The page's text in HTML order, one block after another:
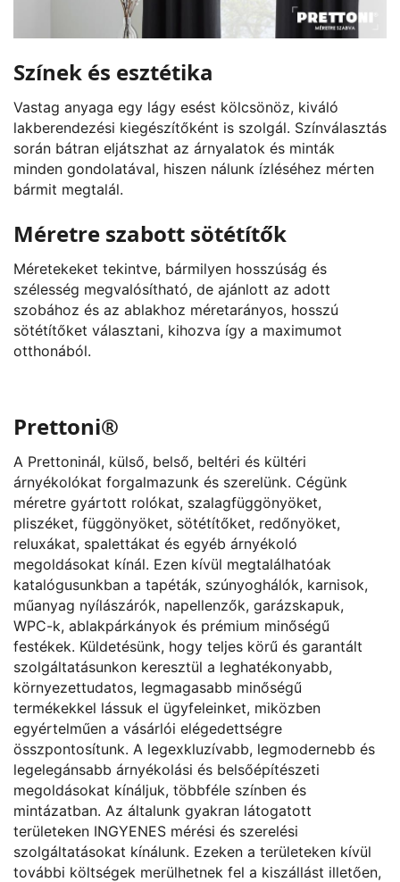
Színek és esztétika
Vastag anyaga egy lágy esést kölcsönöz, kiváló
lakberendezési kiegészítőként is szolgál. Színválasztás
során bátran eljátszhat az árnyalatok és minták
minden gondolatával, hiszen nálunk ízléséhez mérten
bármit megtalál.
Méretre szabott sötétítők
Méretekeket tekintve, bármilyen hosszúság és
szélesség megvalósítható, de ajánlott az adott
szobához és az ablakhoz méretarányos, hosszú
sötétítőket választani, kihozva így a maximumot
otthonából.
Prettoni®
A Prettoninál, külső, belső, beltéri és kültéri
árnyékolókat forgalmazunk és szerelünk. Cégünk
méretre gyártott rolókat, szalagfüggönyöket,
pliszéket, függönyöket, sötétítőket, redőnyöket,
reluxákat, spalettákat és egyéb árnyékoló
megoldásokat kínál. Ezen kívül megtalálhatóak
katalógusunkban a tapéták, szúnyoghálók, karnisok,
műanyag nyílászárók, napellenzők, garázskapuk,
WPC-k, ablakpárkányok és prémium minőségű
festékek. Küldetésünk, hogy teljes körű és garantált
szolgáltatásunkon keresztül a leghatékonyabb,
környezettudatos, legmagasabb minőségű
termékekkel lássuk el ügyfeleinket, miközben
egyértelműen a vásárlói elégedettségre
összpontosítunk. A legexkluzívabb, legmodernebb és
legelegánsabb árnyékolási és belsőépítészeti
megoldásokat kínáljuk, többféle színben és
mintázatban. Az általunk gyakran látogatott
területeken INGYENES mérési és szerelési
szolgáltatásokat kínálunk. Ezeken a területeken kívül
további költségek merülhetnek fel a kiszállást illetően,